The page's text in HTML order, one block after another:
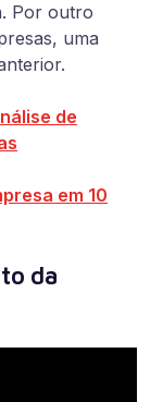
Por outro
uma
de
em 10
da